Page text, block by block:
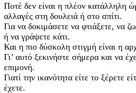
Ποτέ δεν είναι η πλέον κατάλληλη
αλλαγές στη δουλειά ή στο σπίτι.
Για να δοκιμάσετε να φτιάξετε, να
ή να γράψετε κάτι.
Και η πιο δύσκολη στιγμή είναι η
Γι’ αυτό ξεκινήστε σήμερα και να
επιμονή.
Γιατί την ικανότητα είτε το ξέρετε
έχετε.